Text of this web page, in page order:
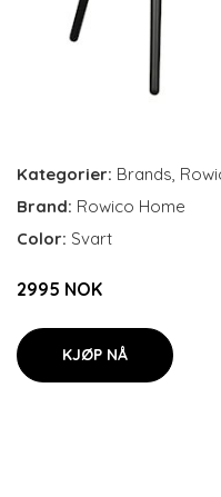
Kategorier: Brands,
Brand: Rowico Home
Color: Svart
2995 NOK
KJØP NÅ